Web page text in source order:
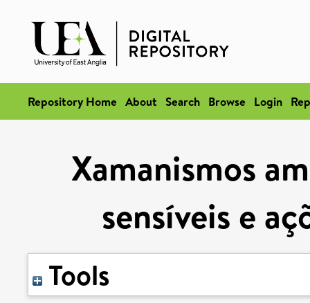
Repository Home About Search Browse Login
Xamanismos
sensíveis e
Tools